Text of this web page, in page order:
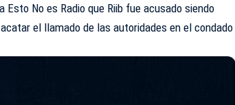
No es Radio que Riib fue acusado siendo
el llamado de las autoridades en el condado